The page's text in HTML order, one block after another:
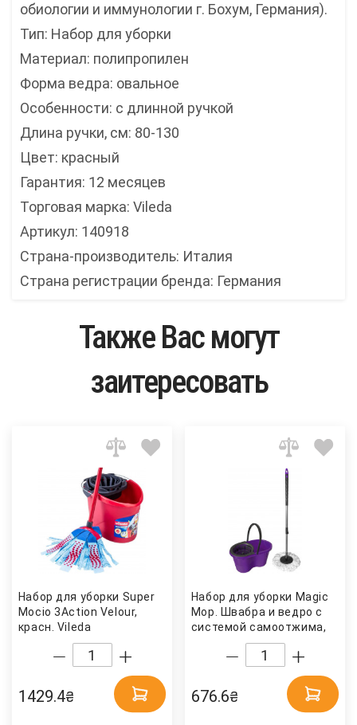
обиологии и иммунологии г. Бохум, Германия).
Тип: Набор для уборки
Материал: полипропилен
Форма ведра: овальное
Особенности: с длинной ручкой
Длина ручки, см: 80-130
Цвет: красный
Гарантия: 12 месяцев
Торговая марка: Vileda
Артикул: 140918
Страна-производитель: Италия
Страна регистрации бренда: Германия
Также Вас могут
заитересовать
Набор для уборки Super
Mocio 3Action Velour,
красн. Vileda
1429.4₴
Набор для уборки Magic
Mop. Швабра и ведро с
системой самоотжима,
ассорт. Zambak Plastik
676.6₴